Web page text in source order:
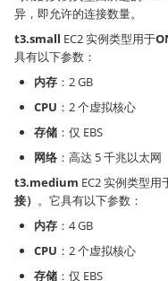
异，即允许的连接数量。
t3.small EC2 实例类型用于
具有以下参数：
内存 ：2 GB
CPU ：2 个虚拟核心
存储 ：仅 EBS
网络 ：高达 5 千兆以太网
t3.medium EC2 实例类型用
接） 。它具有以下参数：
内存 ：4 GB
CPU ：2 个虚拟核心
存储 ：仅 EBS